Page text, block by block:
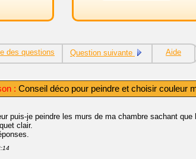
des questions Question suivante Aide
: Conseil déco pour peindre et choisir couleur
puis-je peindre les murs de ma chambre sachant
clair.